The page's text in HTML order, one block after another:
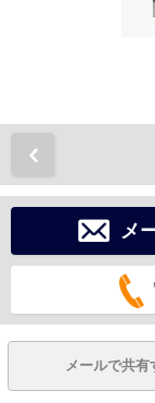
メ
メールで共有